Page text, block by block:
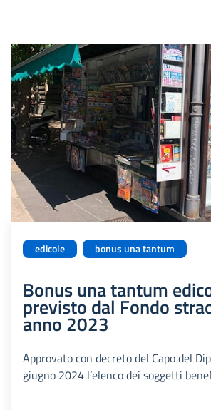
edicole bonus una tantum
Bonus una tantum
previsto dal Fondo
anno 2023
Approvato con decreto del Capo del
giugno 2024 l’elenco dei soggetti